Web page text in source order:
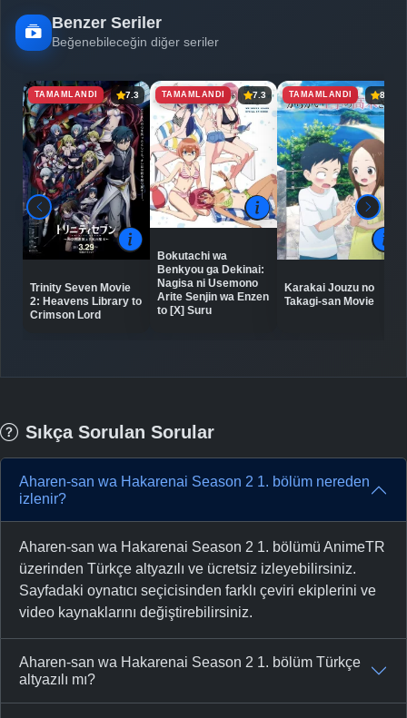
Benzer Seriler
Beğenebileceğin diğer seriler
TAMAMLANDI 7.3
Trinity Seven Movie
2: Heavens Library to
Crimson Lord
TAMAMLANDI 7.3
Bokutachi wa
Benkyou ga Dekinai:
Nagisa ni Usemono
Arite Senjin wa Enzen
to [X] Suru
TAMAMLANDI 8.4
Karakai Jouzu no
Takagi-san Movie
Sıkça Sorulan Sorular
Aharen-san wa Hakarenai Season 2 1. bölüm nereden
izlenir?
Aharen-san wa Hakarenai Season 2 1. bölümü AnimeTR
üzerinden Türkçe altyazılı ve ücretsiz izleyebilirsiniz.
Sayfadaki oynatıcı seçicisinden farklı çeviri ekiplerini ve
video kaynaklarını değiştirebilirsiniz.
Aharen-san wa Hakarenai Season 2 1. bölüm Türkçe
altyazılı mı?